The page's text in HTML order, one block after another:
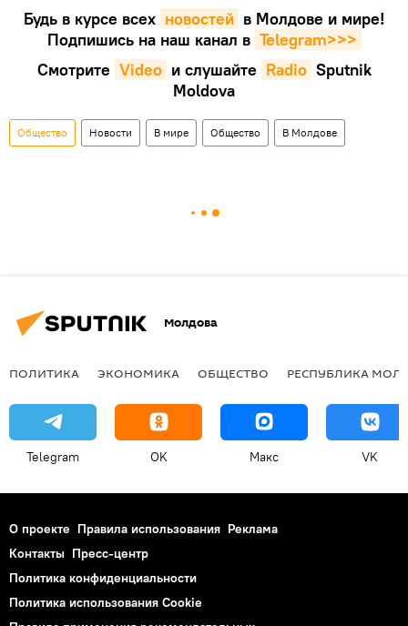
Будь в курсе всех новостей в Молдове и мире!
Подпишись на наш канал в Telegram>>>
Смотрите Video и слушайте Radio Sputnik
Moldova
Общество Новости В мире Общество В Молдове
Молдова
ПОЛИТИКА ЭКОНОМИКА ОБЩЕСТВО РЕСПУБЛИКА
Telegram OK Макс VK
О проекте Правила использования Реклама
Контакты Пресс-центр
Политика конфиденциальности
Политика использования Cookie